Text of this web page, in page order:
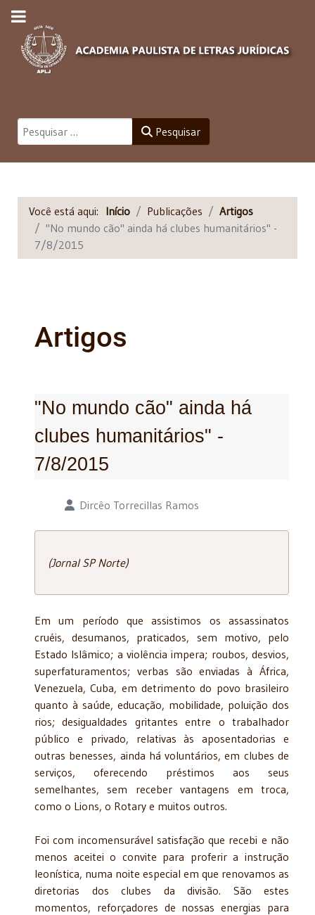
Pesquisar Pesquisar
Você está aqui: Início Publicações
Artigos
"No mundo cão" ainda há clubes humanitários" -
7/8/2015
Artigos
"No mundo cão" ainda há
clubes humanitários" -
7/8/2015
Detalhes Dircêo Torrecillas Ramos
(Jornal SP Norte)
Em um período que assistimos os assassinatos
cruéis, desumanos, praticados, sem motivo, pelo
Estado Islâmico; a violência impera; roubos, desvios,
superfaturamentos; verbas são enviadas à África,
Venezuela, Cuba, em detrimento do povo brasileiro
quanto à saúde, educação, mobilidade, poluição dos
rios; desigualdades gritantes entre o trabalhador
público e privado, relativas às aposentadorias e
outras benesses, ainda há voluntários, em clubes de
serviços, oferecendo préstimos aos seus
semelhantes, sem receber vantagens em troca,
como o Lions, o Rotary e muitos outros.
Foi com incomensurável satisfação que recebi e não
menos aceitei o convite para proferir a instrução
leonística, numa noite especial em que renovamos as
diretorias dos clubes da divisão. São estes
momentos, reforçadores de nossas energias para